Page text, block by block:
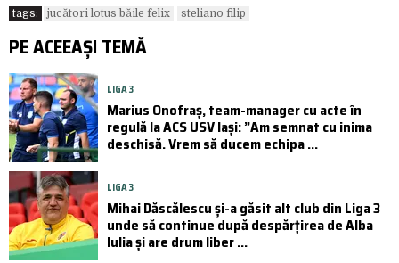
tags: jucători lotus băile felix steliano filip
PE ACEEAȘI TEMĂ
LIGA 3
Marius Onofraș, team-manager cu acte în
regulă la ACS USV Iași: ”Am semnat cu inima
deschisă. Vrem să ducem echipa ...
LIGA 3
Mihai Dăscălescu și-a găsit alt club din Liga 3
unde să continue după despărțirea de Alba
Iulia și are drum liber ...